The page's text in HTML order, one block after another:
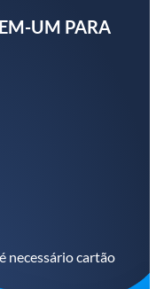
UM PARA
necessário cartão